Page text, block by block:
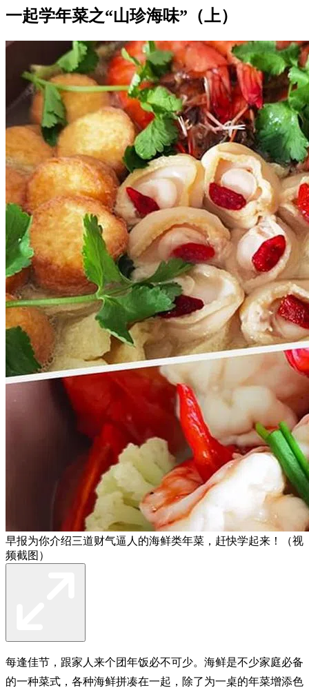
一起学年菜之“山珍海味”（上）
早报为你介绍三道财气逼人的海鲜类年菜，赶快学起来！（视
频截图）
每逢佳节，跟家人来个团年饭必不可少。海鲜是不少家庭必备
的一种菜式，各种海鲜拼凑在一起，除了为一桌的年菜增添色